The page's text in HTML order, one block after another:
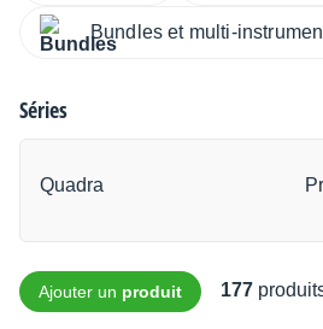
Bundles et multi-
Séries
Quadra
Ajouter un produit 177